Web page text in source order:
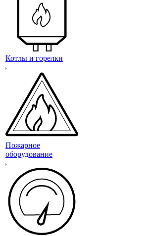
Котлы и горелки
Пожарное
оборудование